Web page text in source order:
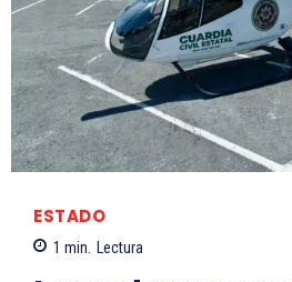
ESTADO
1 min. Lectura